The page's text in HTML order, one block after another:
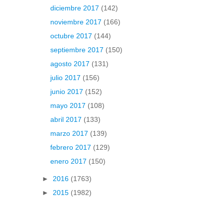
diciembre 2017 (142)
noviembre 2017 (166)
octubre 2017 (144)
septiembre 2017 (150)
agosto 2017 (131)
julio 2017 (156)
junio 2017 (152)
mayo 2017 (108)
abril 2017 (133)
marzo 2017 (139)
febrero 2017 (129)
enero 2017 (150)
► 2016 (1763)
► 2015 (1982)